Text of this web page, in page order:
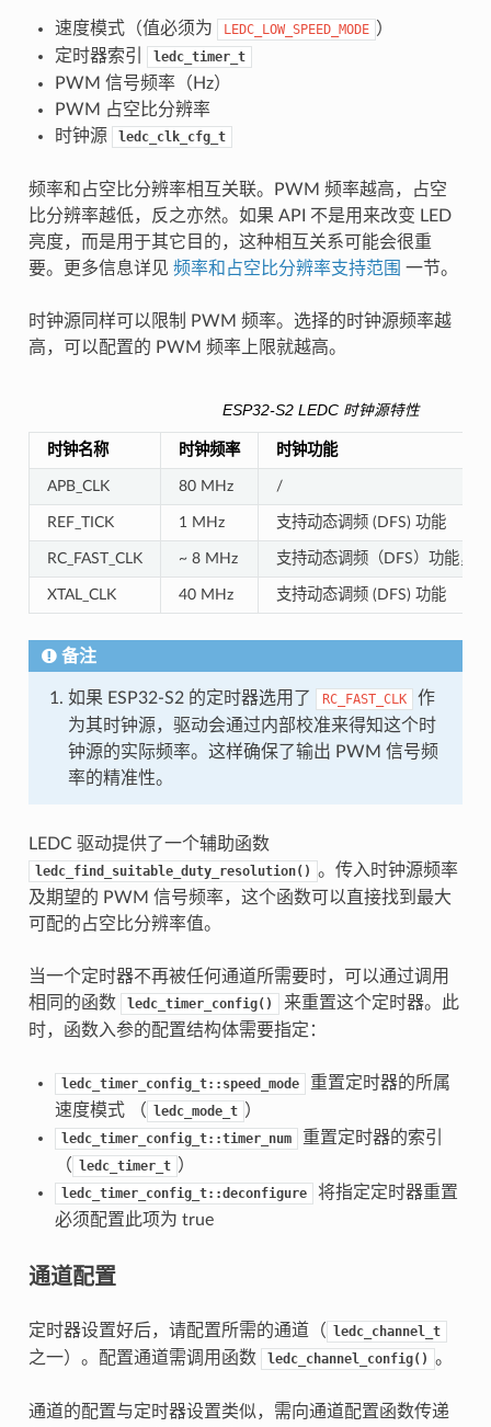
速度模式（值必须为 LEDC_LOW_SPEED_MODE ）
定时器索引
ledc_timer_t
PWM 信号频率（Hz）
PWM 占空比分辨率
时钟源
ledc_clk_cfg_t
频率和占空比分辨率相互关联。PWM 频率越高，占空
比分辨率越低，反之亦然。如果 API 不是用来改变 LED
亮度，而是用于其它目的，这种相互关系可能会很重
要。更多信息详见 频率和占空比分辨率支持范围 一节。
时钟源同样可以限制 PWM 频率。选择的时钟源频率越
高，可以配置的 PWM 频率上限就越高。
ESP32-S2 LEDC 时钟源特性
时钟名称 时钟频率 时钟功能
APB_CLK 80 MHz /
REF_TICK 1 MHz 支持动态调频 (DFS) 功能
RC_FAST_CLK ~ 8 MHz 支持动态调频（DFS）功能，
XTAL_CLK 40 MHz 支持动态调频 (DFS) 功能
备注
如果 ESP32-S2 的定时器选用了 RC_FAST_CLK
作
为其时钟源，驱动会通过内部校准来得知这个时
钟源的实际频率。这样确保了输出 PWM 信号频
率的精准性。
LEDC 驱动提供了一个辅助函数
ledc_find_suitable_duty_resolution() 。传入时钟源频率
及期望的 PWM 信号频率，这个函数可以直接找到最大
可配的占空比分辨率值。
当一个定时器不再被任何通道所需要时，可以通过调用
相同的函数
ledc_timer_config()
来重置这个定时器。此
时，函数入参的配置结构体需要指定：
ledc_timer_config_t::speed_mode
重置定时器的所属
速度模式 （
ledc_mode_t ）
ledc_timer_config_t::timer_num
重置定时器的索引
（
ledc_timer_t ）
ledc_timer_config_t::deconfigure
将指定定时器重置
必须配置此项为 true
通道配置
定时器设置好后，请配置所需的通道（ ledc_channel_t
之一）。配置通道需调用函数 ledc_channel_config() 。
通道的配置与定时器设置类似，需向通道配置函数传递